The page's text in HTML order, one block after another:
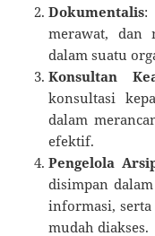
Dokumentalis:
merawat, dan
dalam suatu
Konsultan
konsultasi
dalam
efektif.
Pengelola
disimpan
informasi, serta
mudah diakses.